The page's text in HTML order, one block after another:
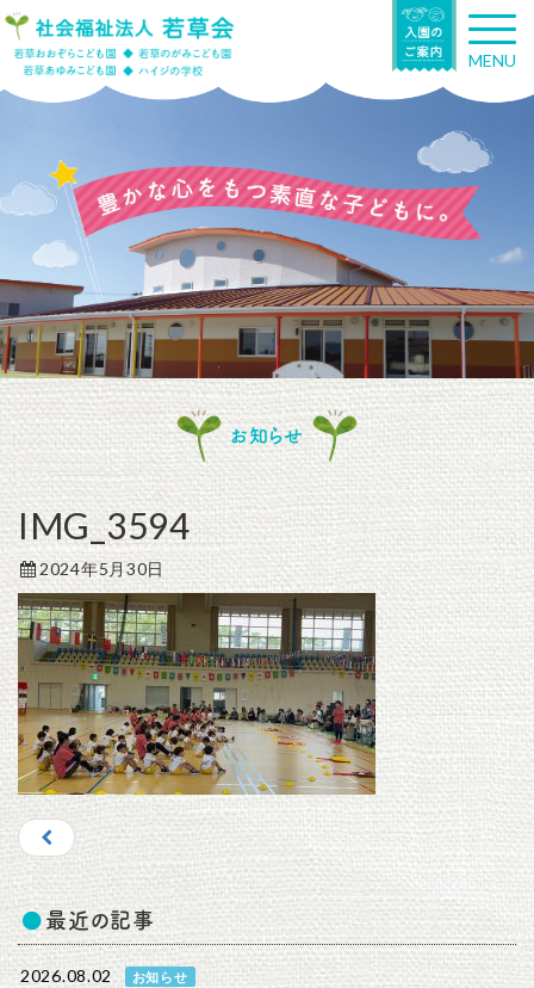
T
o
g
n
g
a
t
n
MENU
お知らせ
IMG_3594
2024年5月30日
最近の記事
2026.08.02 お知らせ